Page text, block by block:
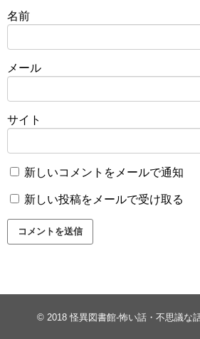
名前
メール
サイト
新しいコメントをメールで通知
新しい投稿をメールで受け取る
© 2018 怪異図書館-怖い話・不思議な